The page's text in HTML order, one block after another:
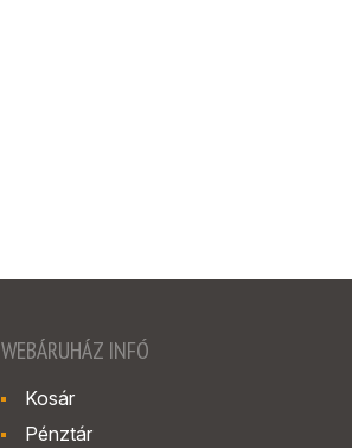
WEBÁRUHÁZ INFÓ
Kosár
Pénztár